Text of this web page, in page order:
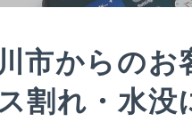
市からの
割れ・水没